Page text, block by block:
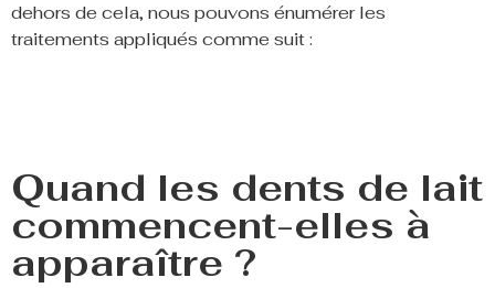
dehors de cela, nous pouvons énumérer les
traitements appliqués comme suit :
Quand les dents de lait
commencent-elles à
apparaître ?